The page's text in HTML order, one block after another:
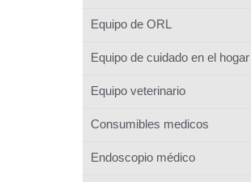
Equipo de ORL
Equipo de cuidado en el hogar
Equipo veterinario
Consumibles medicos
Endoscopio médico